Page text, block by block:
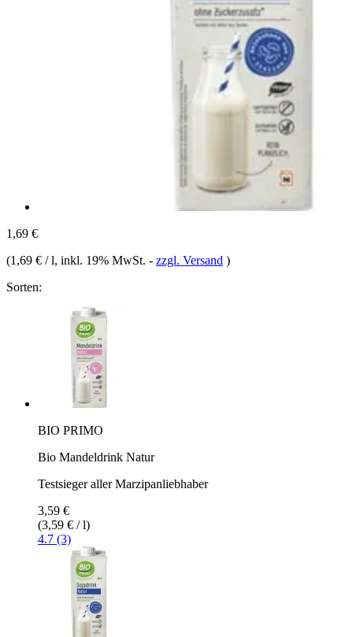
1,69 €
(1,69 € / l, inkl. 19% MwSt. - zzgl. Versand )
Sorten:
BIO PRIMO
Bio Mandeldrink Natur
Testsieger aller Marzipanliebhaber
3,59 €
(3,59 € / l)
4.7 (3)